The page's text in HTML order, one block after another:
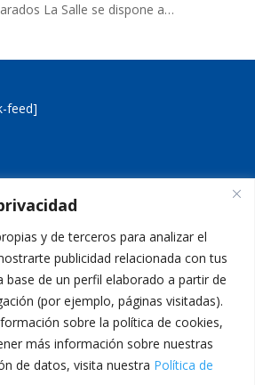
y de terceros para analizar el
publicidad relacionada con tus
base de un perfil elaborado a partir de
(por ejemplo, páginas visitadas).
sobre la política de cookies,
más información sobre nuestras
de datos, visita nuestra Política de
La Salle se dispone a…
feed]
Política de cookies